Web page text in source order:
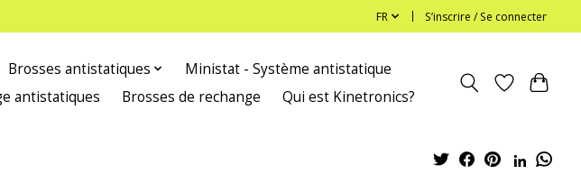
FR S’inscrire / Se connecter
Brosses antistatiques
Ministat - Système antistatique
antistatiques Brosses de rechange Qui est Kinetronics?